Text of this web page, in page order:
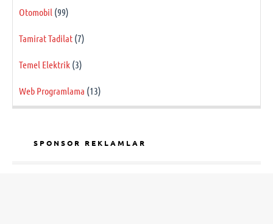
Otomobil (99)
Tamirat Tadilat (7)
Temel Elektrik (3)
Web Programlama (13)
SPONSOR REKLAMLAR